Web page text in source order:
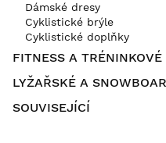
Dámské dresy
Cyklistické brýle
Cyklistické doplňky
FITNESS A
LYŽAŘSKÉ A
SOUVISEJÍCÍ